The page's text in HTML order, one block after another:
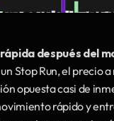
después del
Stop Run, el precio
opuesta casi de
rápido y